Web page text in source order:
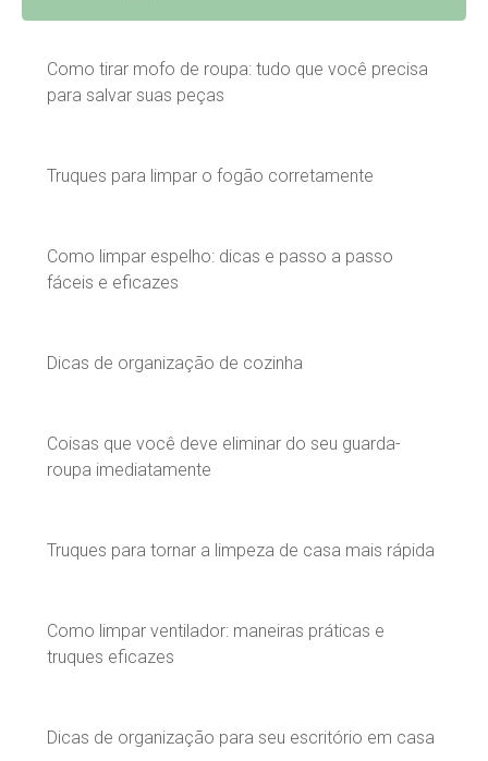
Como tirar mofo de roupa: tudo que você precisa
para salvar suas peças
Truques para limpar o fogão corretamente
Como limpar espelho: dicas e passo a passo
fáceis e eficazes
Dicas de organização de cozinha
Coisas que você deve eliminar do seu guarda-
roupa imediatamente
Truques para tornar a limpeza de casa mais rápida
Como limpar ventilador: maneiras práticas e
truques eficazes
Dicas de organização para seu escritório em casa